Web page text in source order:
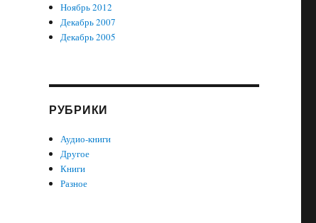
Ноябрь 2012
Декабрь 2007
Декабрь 2005
РУБРИКИ
Аудио-книги
Другое
Книги
Разное